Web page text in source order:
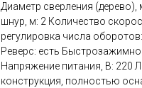
Диаметр сверления
шнур, м: 2 Количество
регулировка числа
Реверс: есть
Напряжение питания, В: 220
конструкция, полностью